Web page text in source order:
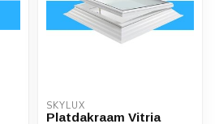
SKYLUX
Platdakraam Vitria